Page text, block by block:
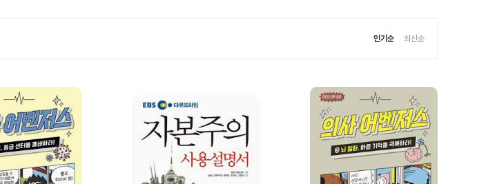
인기순 최신순